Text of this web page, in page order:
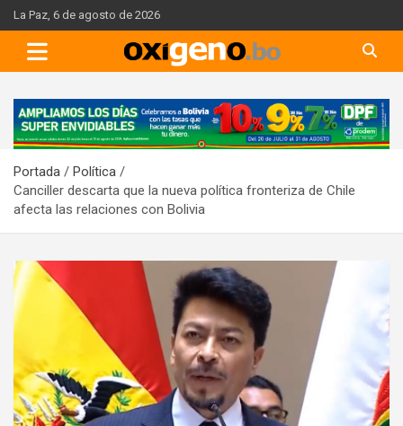
Skip
to
content
La Paz, 6 de agosto de 2026
A
d
e
r
t
s
e
n
t
:
Portada
Política
Canciller descarta que la nueva política fronteriza de Chile
afecta las relaciones con Bolivia